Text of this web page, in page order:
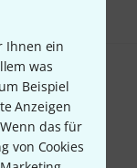
Ihnen ein
was
Beispiel
Anzeigen
das für
von Cookies